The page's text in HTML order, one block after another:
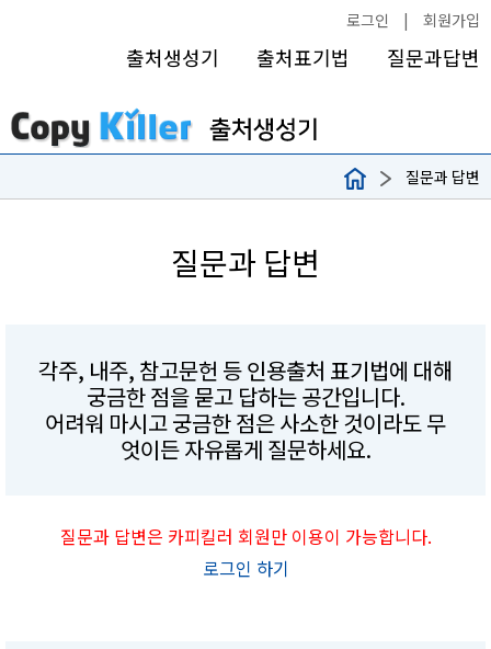
로그인 | 회원가입
출처생성기 출처표기법 질문과답변
질문과 답변
질문과 답변
각주, 내주, 참고문헌 등 인용출처 표기법에 대해
궁금한 점을 묻고 답하는 공간입니다.
어려워 마시고 궁금한 점은 사소한 것이라도 무
엇이든 자유롭게 질문하세요.
질문과 답변은 카피킬러 회원만 이용이 가능합니다.
로그인 하기